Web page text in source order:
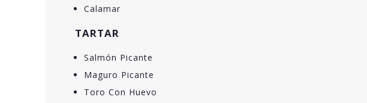
Calamar
TARTAR
Salmón Picante
Maguro Picante
Toro Con Huevo